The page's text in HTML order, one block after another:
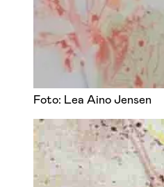
Foto: Lea Aino Jensen